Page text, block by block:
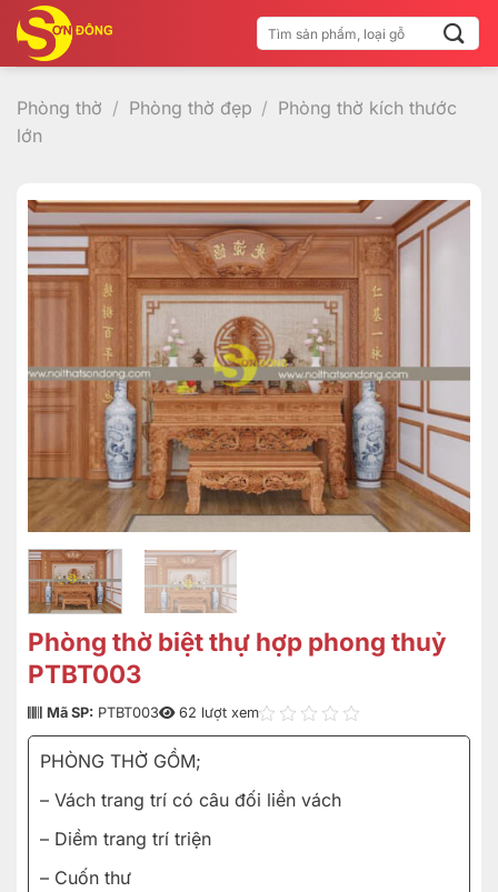
qua
nội
dung
Tìm
kiếm:
Phòng thờ / Phòng thờ đẹp / Phòng thờ kích thước
lớn
Phòng thờ biệt thự hợp phong thuỷ
PTBT003
Mã SP: PTBT003 62 lượt xem
PHÒNG THỜ GỒM;
– Vách trang trí có câu đối liền vách
– Diềm trang trí triện
– Cuốn thư